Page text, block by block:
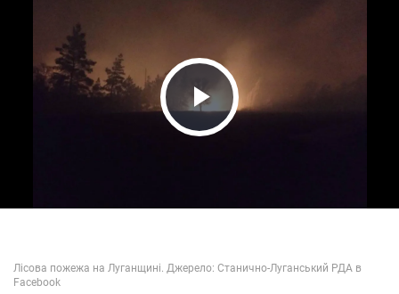
Play Video